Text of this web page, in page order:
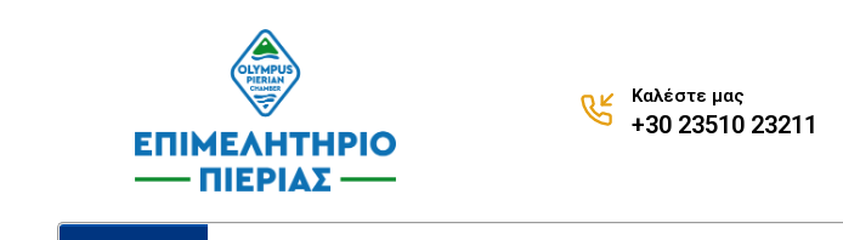
Καλέστε μας
+30 23510 23211